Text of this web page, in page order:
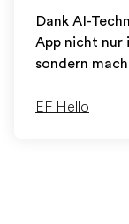
Dank AI-
App nicht nur
sondern
EF Hello